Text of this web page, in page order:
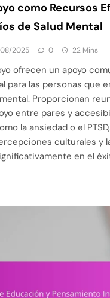
como Recursos
de Salud Mental
08/2025 0 22 Mins
ofrecen un apoyo
para las personas que
Proporcionan
entre pares y
la ansiedad o el
culturales y
en el